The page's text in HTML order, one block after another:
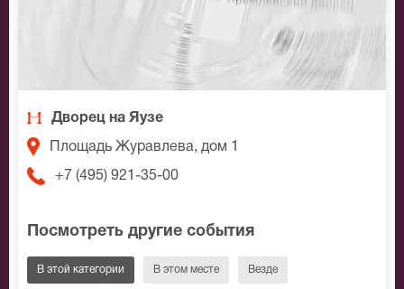
Дворец на Яузе
Площадь Журавлева, дом 1
+7 (495) 921-35-00
Посмотреть другие события
В этой категории В этом месте Везде